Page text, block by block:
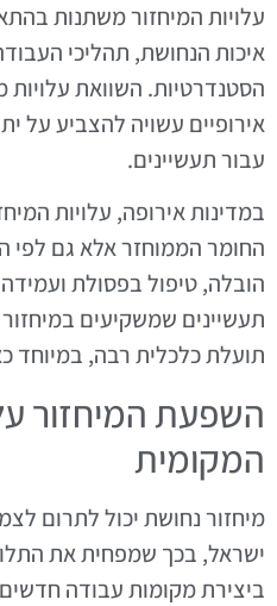
עלויות המיחזור משתנות
איכות הנחושת, תהליכי
הסטנדרטיות. השוואת
אירופיים עשויה להצביע על
עבור תעשיינים.
במדינות אירופה, עלויות
החומר הממוחזר אלא גם לפי
הובלה, טיפול בפסולת
תעשיינים שמשקיעים
תועלת כלכלית רבה, במיוחד
השפעת המיחזור
המקומית
מיחזור נחושת יכול לתרום
ישראל, בכך שמפחית את
ביצירת מקומות עבודה